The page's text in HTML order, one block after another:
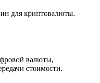
для криптовалюты.
валюты,
стоимости.